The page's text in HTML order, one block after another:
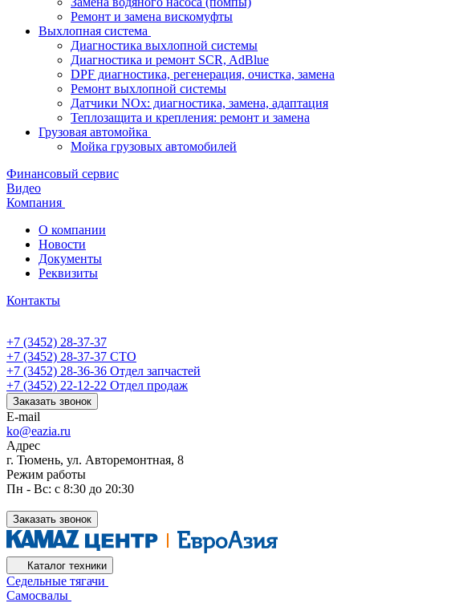
Ремонт и замена вискомуфты
Выхлопная система
Диагностика выхлопной системы
Диагностика и ремонт SCR, AdBlue
DPF диагностика, регенерация, очистка, замена
Ремонт выхлопной системы
Датчики NOx: диагностика, замена, адаптация
Теплозащита и крепления: ремонт и замена
Грузовая автомойка
Мойка грузовых автомобилей
Финансовый сервис
Видео
Компания
О компании
Новости
Документы
Реквизиты
Контакты
+7 (3452) 28-37-37
+7 (3452) 28-37-37 СТО
+7 (3452) 28-36-36 Отдел запчастей
+7 (3452) 22-12-22 Отдел продаж
Заказать звонок
E-mail
ko@eazia.ru
Адрес
г. Тюмень, ул. Авторемонтная, 8
Режим работы
Пн - Вс: с 8:30 до 20:30
Заказать звонок
Каталог техники
Седельные тягачи
Самосвалы